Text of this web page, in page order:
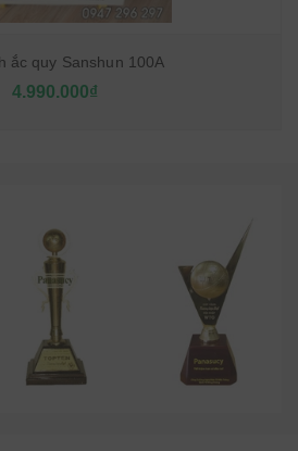
ắc quy Sanshun 100A
4.990.000₫